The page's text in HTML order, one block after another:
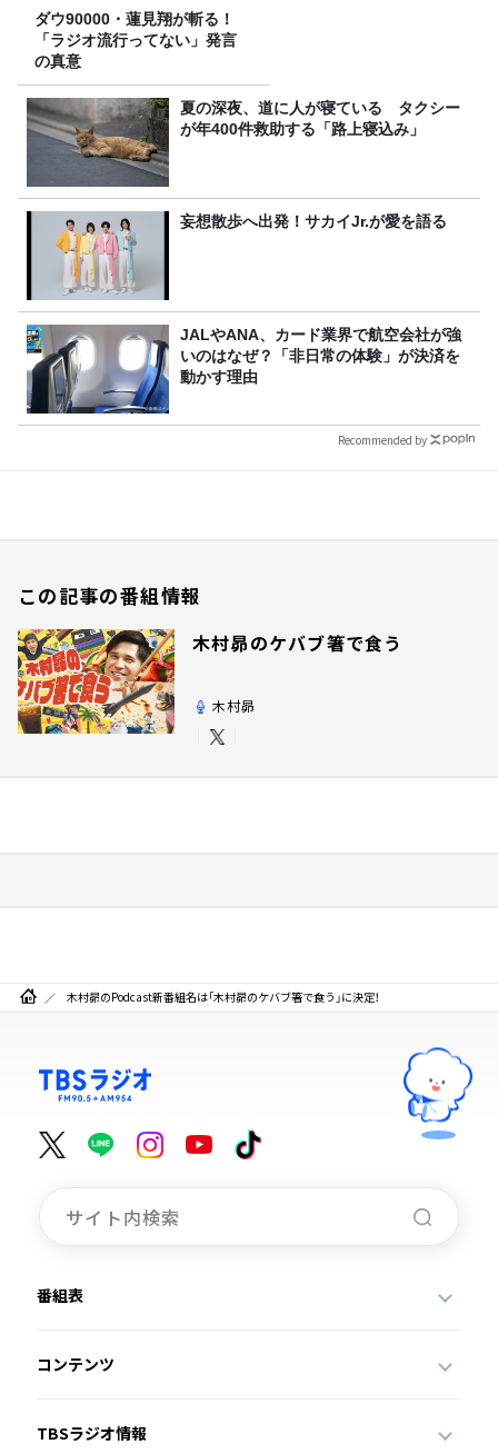
ダウ90000・蓮見翔が斬る！
「ラジオ流行ってない」発言
の真意
夏の深夜、道に人が寝ている タクシー
が年400件救助する「路上寝込み」
妄想散歩へ出発！サカイJr.が愛を語る
JALやANA、カード業界で航空会社が強
いのはなぜ？「非日常の体験」が決済を
動かす理由
Recommended by
この記事の番組情報
木村昴のケバブ箸で食う
木村昴
木村昴のPodcast新番組名は「木村昴のケバブ箸で食う」に決定！
番組表
コンテンツ
TBSラジオ情報